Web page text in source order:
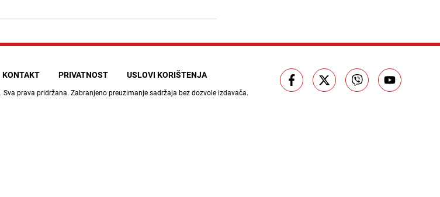
Tuzlansku noćnu peticu
13
Kolektiv bolnice u Zenici se
oprostio od Melihe Čaušević:
KONTAKT PRIVATNOST USLOVI KORIŠTENJA
. Sva prava pridržana. Zabranjeno preuzimanje sadržaja bez dozvole izdavača.